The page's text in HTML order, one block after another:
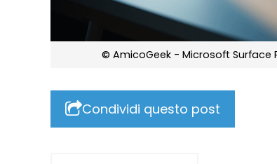
© AmicoGeek - Microsoft Surface
Condividi questo post